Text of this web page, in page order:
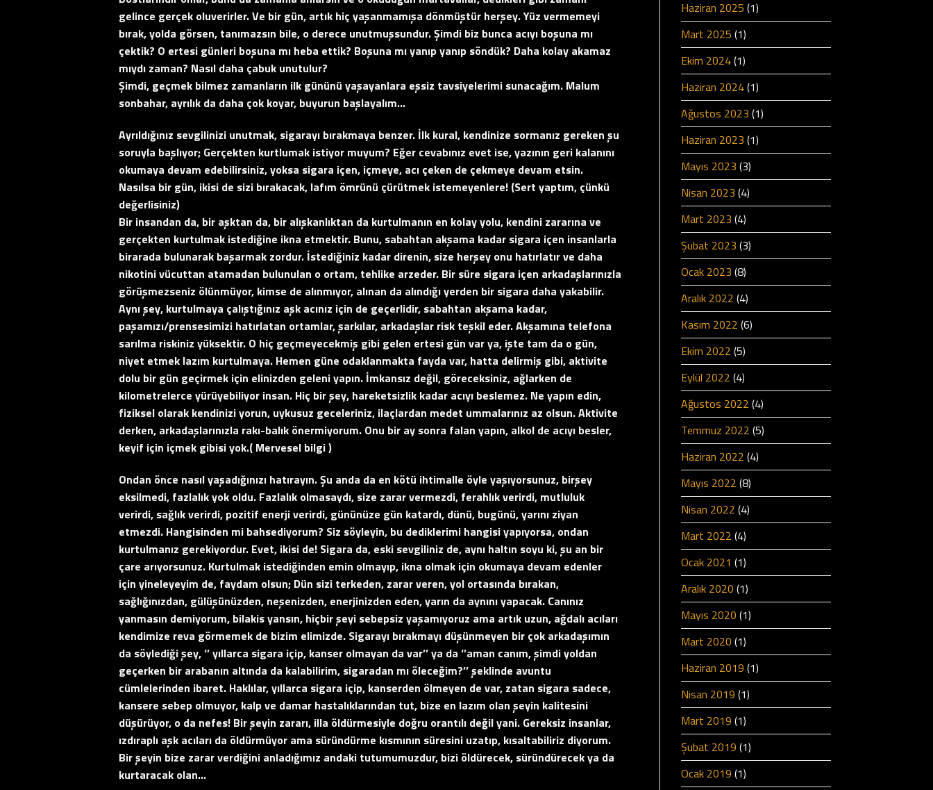
gelince gerçek oluverirler. Ve bir gün, artık hiç yaşanmamışa dönmüştür herşey. Yüz vermemeyi
bırak, yolda görsen, tanımazsın bile, o derece unutmuşsundur. Şimdi biz bunca acıyı boşuna mı
çektik? O ertesi günleri boşuna mı heba ettik? Boşuna mı yanıp yanıp söndük? Daha kolay akamaz
mıydı zaman? Nasıl daha çabuk unutulur?
Şimdi, geçmek bilmez zamanların ilk gününü yaşayanlara eşsiz tavsiyelerimi sunacağım. Malum
sonbahar, ayrılık da daha çok koyar, buyurun başlayalım…
Ayrıldığınız sevgilinizi unutmak, sigarayı bırakmaya benzer. İlk kural, kendinize sormanız gereken şu
soruyla başlıyor; Gerçekten kurtlumak istiyor muyum? Eğer cevabınız evet ise, yazının geri kalanını
okumaya devam edebilirsiniz, yoksa sigara içen, içmeye, acı çeken de çekmeye devam etsin.
Nasılsa bir gün, ikisi de sizi bırakacak, lafım ömrünü çürütmek istemeyenlere! (Sert yaptım, çünkü
değerlisiniz)
Bir insandan da, bir aşktan da, bir alışkanlıktan da kurtulmanın en kolay yolu, kendini zararına ve
gerçekten kurtulmak istediğine ikna etmektir. Bunu, sabahtan akşama kadar sigara içen insanlarla
birarada bulunarak başarmak zordur. İstediğiniz kadar direnin, size herşey onu hatırlatır ve daha
nikotini vücuttan atamadan bulunulan o ortam, tehlike arzeder. Bir süre sigara içen arkadaşlarınızla
görüşmezseniz ölünmüyor, kimse de alınmıyor, alınan da alındığı yerden bir sigara daha yakabilir.
Aynı şey, kurtulmaya çalıştığınız aşk acınız için de geçerlidir, sabahtan akşama kadar,
paşamızı/prensesimizi hatırlatan ortamlar, şarkılar, arkadaşlar risk teşkil eder. Akşamına telefona
sarılma riskiniz yüksektir. O hiç geçmeyecekmiş gibi gelen ertesi gün var ya, işte tam da o gün,
niyet etmek lazım kurtulmaya. Hemen güne odaklanmakta fayda var, hatta delirmiş gibi, aktivite
dolu bir gün geçirmek için elinizden geleni yapın. İmkansız değil, göreceksiniz, ağlarken de
kilometrelerce yürüyebiliyor insan. Hiç bir şey, hareketsizlik kadar acıyı beslemez. Ne yapın edin,
fiziksel olarak kendinizi yorun, uykusuz geceleriniz, ilaçlardan medet ummalarınız az olsun. Aktivite
derken, arkadaşlarınızla rakı-balık önermiyorum. Onu bir ay sonra falan yapın, alkol de acıyı besler,
keyif için içmek gibisi yok.( Mervesel bilgi )
Ondan önce nasıl yaşadığınızı hatırayın. Şu anda da en kötü ihtimalle öyle yaşıyorsunuz, birşey
eksilmedi, fazlalık yok oldu. Fazlalık olmasaydı, size zarar vermezdi, ferahlık verirdi, mutluluk
verirdi, sağlık verirdi, pozitif enerji verirdi, gününüze gün katardı, dünü, bugünü, yarını ziyan
etmezdi. Hangisinden mi bahsediyorum? Siz söyleyin, bu dediklerimi hangisi yapıyorsa, ondan
kurtulmanız gerekiyordur. Evet, ikisi de! Sigara da, eski sevgiliniz de, aynı haltın soyu ki, şu an bir
çare arıyorsunuz. Kurtulmak istediğinden emin olmayıp, ikna olmak için okumaya devam edenler
için yineleyeyim de, faydam olsun; Dün sizi terkeden, zarar veren, yol ortasında bırakan,
sağlığınızdan, gülüşünüzden, neşenizden, enerjinizden eden, yarın da aynını yapacak. Canınız
yanmasın demiyorum, bilakis yansın, hiçbir şeyi sebepsiz yaşamıyoruz ama artık uzun, ağdalı acıları
kendimize reva görmemek de bizim elimizde. Sigarayı bırakmayı düşünmeyen bir çok arkadaşımın
da söylediği şey, ‘’ yıllarca sigara içip, kanser olmayan da var’’ ya da ‘’aman canım, şimdi yoldan
geçerken bir arabanın altında da kalabilirim, sigaradan mı öleceğim?’’ şeklinde avuntu
cümlelerinden ibaret. Haklılar, yıllarca sigara içip, kanserden ölmeyen de var, zatan sigara sadece,
kansere sebep olmuyor, kalp ve damar hastalıklarından tut, bize en lazım olan şeyin kalitesini
düşürüyor, o da nefes! Bir şeyin zararı, illa öldürmesiyle doğru orantılı değil yani. Gereksiz insanlar,
ızdıraplı aşk acıları da öldürmüyor ama süründürme kısmının süresini uzatıp, kısaltabiliriz diyorum.
Bir şeyin bize zarar verdiğini anladığımız andaki tutumumuzdur, bizi öldürecek, süründürecek ya da
kurtaracak olan…
Haziran 2025 (1)
Mart 2025 (1)
Ekim 2024(1)
Haziran 2024(1)
Ağustos 2023 (1)
Haziran 2023 (1)
Mayıs 2023 (3)
Nisan 2023 (4)
Mart 2023 (4)
Şubat 2023 (3)
Ocak 2023 (8)
Aralık 2022 (4)
Kasım 2022 (6)
Ekim 2022 (5)
Eylül 2022 (4)
Ağustos 2022 (4)
Temmuz 2022 (5)
Haziran 2022 (4)
Mayıs 2022 (8)
Nisan 2022 (4)
Mart 2022 (4)
Ocak 2021 (1)
Aralık 2020 (1)
Mayıs 2020 (1)
Mart 2020 (1)
Haziran 2019 (1)
Nisan 2019 (1)
Mart 2019 (1)
Şubat 2019 (1)
Ocak 2019 (1)